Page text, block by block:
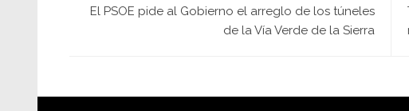
El PSOE pide al Gobierno el arreglo de los túneles
de la Vía Verde de la Sierra